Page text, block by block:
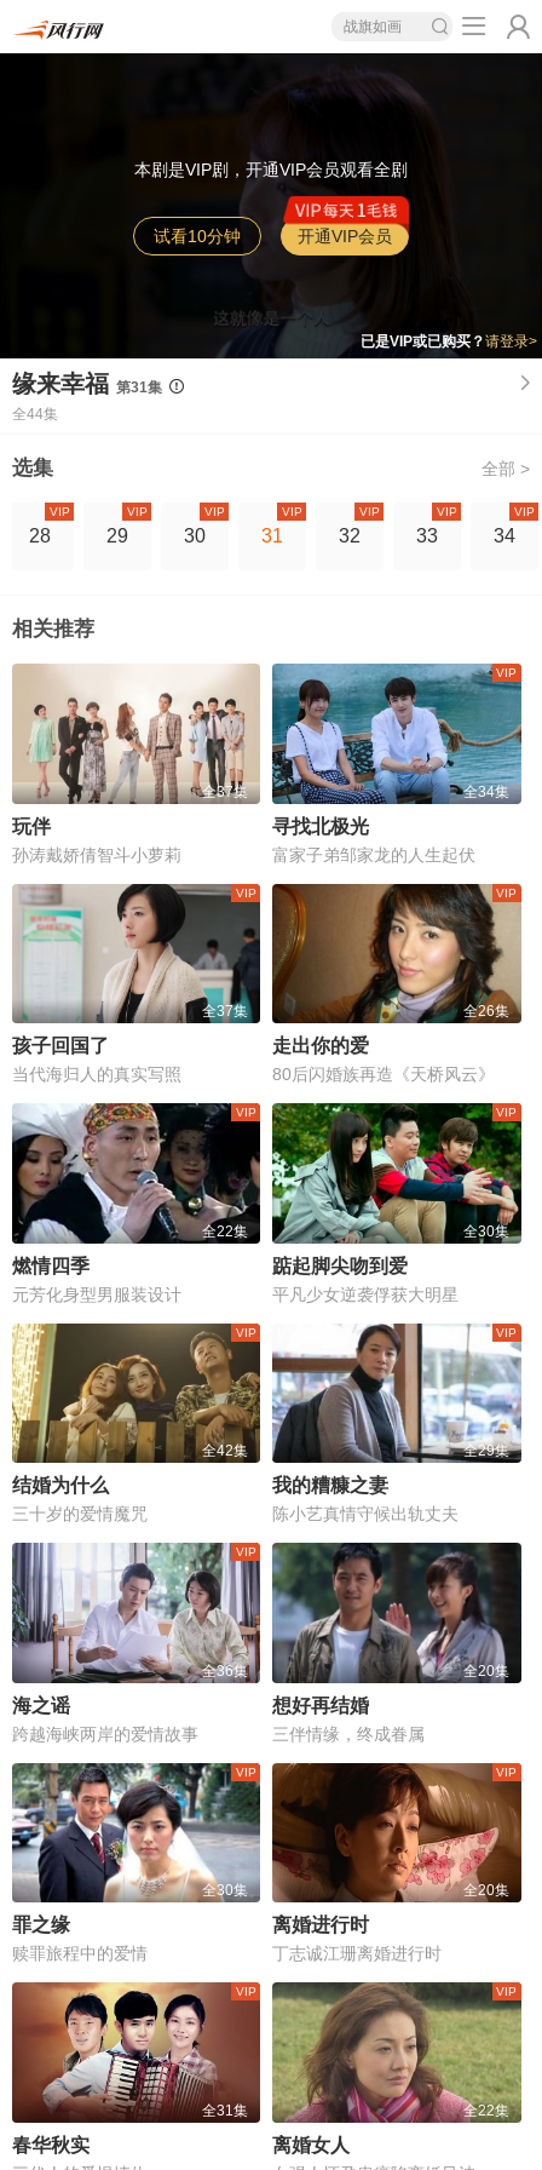
战旗如画
本剧是VIP剧，开通VIP会员观看全剧
试看10分钟 开通VIP会员
已是VIP或已购买？请登录>
缘来幸福 第31集
全44集
选集 全部 >
28
VIP
29
VIP
30
VIP
31
VIP
32
VIP
33
VIP
34
VIP
相关推荐
全37集
玩伴
孙涛戴娇倩智斗小萝莉
全34集
寻找北极光
富家子弟邹家龙的人生起伏
全37集
孩子回国了
当代海归人的真实写照
全26集
走出你的爱
80后闪婚族再造《天桥风云》
全22集
燃情四季
元芳化身型男服装设计
全30集
踮起脚尖吻到爱
平凡少女逆袭俘获大明星
全42集
结婚为什么
三十岁的爱情魔咒
全29集
我的糟糠之妻
陈小艺真情守候出轨丈夫
全36集
海之谣
跨越海峡两岸的爱情故事
全20集
想好再结婚
三伴情缘，终成眷属
全30集
罪之缘
赎罪旅程中的爱情
全20集
离婚进行时
丁志诚江珊离婚进行时
全31集
春华秋实
全22集
离婚女人